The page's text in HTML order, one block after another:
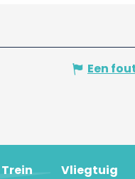
Een
Trein Vliegtuig